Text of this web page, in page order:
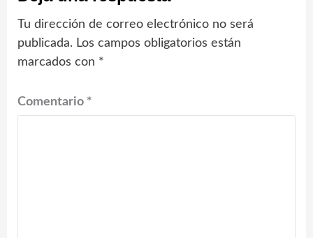
Tu dirección de correo electrónico no será
publicada. Los campos obligatorios están
marcados con *
Comentario *